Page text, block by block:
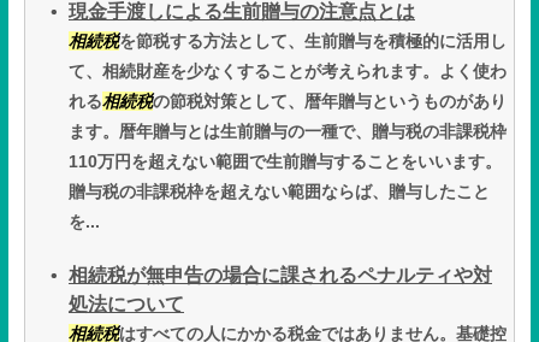
現金手渡しによる生前贈与の注意点とは
相続税を節税する方法として、生前贈与を積極的に活用し
て、相続財産を少なくすることが考えられます。よく使わ
れる相続税の節税対策として、暦年贈与というものがあり
ます。暦年贈与とは生前贈与の一種で、贈与税の非課税枠
110万円を超えない範囲で生前贈与することをいいます。
贈与税の非課税枠を超えない範囲ならば、贈与したこと
を...
相続税が無申告の場合に課されるペナルティや対
処法について
相続税はすべての人にかかる税金ではありません。基礎控